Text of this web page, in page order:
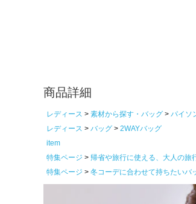
商品詳細
レディース 素材から探す・バッグ パイソ
レディース
バッグ
2WAYバッグ
item
特集ページ
帰省や旅行に使える、大人の旅
特集ページ
冬コーデに合わせて持ちたいバ